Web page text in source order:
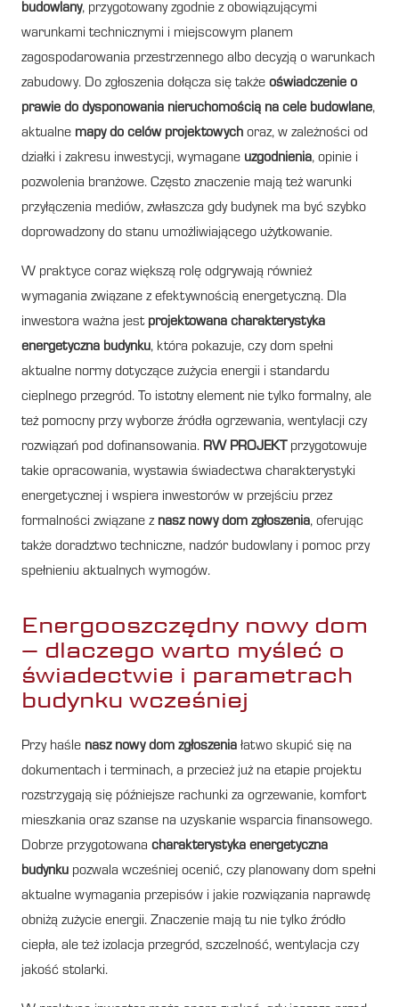
budowlany, przygotowany zgodnie z obowiązującymi
warunkami technicznymi i miejscowym planem
zagospodarowania przestrzennego albo decyzją o warunkach
zabudowy. Do zgłoszenia dołącza się także oświadczenie o
prawie do dysponowania nieruchomością na cele budowlane,
aktualne mapy do celów projektowych oraz, w zależności od
działki i zakresu inwestycji, wymagane uzgodnienia, opinie i
pozwolenia branżowe. Często znaczenie mają też warunki
przyłączenia mediów, zwłaszcza gdy budynek ma być szybko
doprowadzony do stanu umożliwiającego użytkowanie.
W praktyce coraz większą rolę odgrywają również
wymagania związane z efektywnością energetyczną. Dla
inwestora ważna jest projektowana charakterystyka
energetyczna budynku, która pokazuje, czy dom spełni
aktualne normy dotyczące zużycia energii i standardu
cieplnego przegród. To istotny element nie tylko formalny, ale
też pomocny przy wyborze źródła ogrzewania, wentylacji czy
rozwiązań pod dofinansowania. RW PROJEKT przygotowuje
takie opracowania, wystawia świadectwa charakterystyki
energetycznej i wspiera inwestorów w przejściu przez
formalności związane z nasz nowy dom zgłoszenia, oferując
także doradztwo techniczne, nadzór budowlany i pomoc przy
spełnieniu aktualnych wymogów.
Energooszczędny nowy dom
– dlaczego warto myśleć o
świadectwie i parametrach
budynku wcześniej
Przy haśle nasz nowy dom zgłoszenia łatwo skupić się na
dokumentach i terminach, a przecież już na etapie projektu
rozstrzygają się późniejsze rachunki za ogrzewanie, komfort
mieszkania oraz szanse na uzyskanie wsparcia finansowego.
Dobrze przygotowana charakterystyka energetyczna
budynku pozwala wcześniej ocenić, czy planowany dom spełni
aktualne wymagania przepisów i jakie rozwiązania naprawdę
obniżą zużycie energii. Znaczenie mają tu nie tylko źródło
ciepła, ale też izolacja przegród, szczelność, wentylacja czy
jakość stolarki.